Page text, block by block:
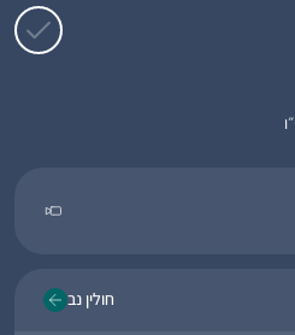
חולין נב